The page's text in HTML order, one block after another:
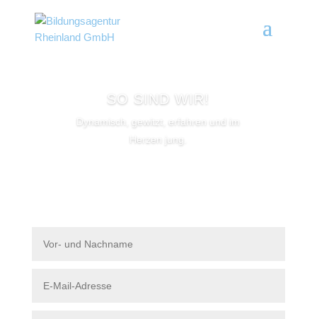
SO SIND WIR!
Dynamisch, gewitzt, erfahren und im
Herzen jung.